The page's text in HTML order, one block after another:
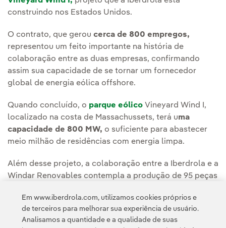
construindo nos Estados Unidos.
O contrato, que gerou cerca de 800 empregos,
representou um feito importante na história de
colaboração entre as duas empresas, confirmando
assim sua capacidade de se tornar um fornecedor
global de energia eólica offshore.
Quando concluído, o parque eólico Vineyard Wind I,
localizado na costa de Massachussets, terá uma
capacidade de 800 MW, o suficiente para abastecer
meio milhão de residências com energia limpa.
Além desse projeto, a colaboração entre a Iberdrola e a
Windar Renovables contempla a produção de 95 peças
Anglia Three, que também serão fabricadas nas
instalações da Windar em Avilés.
Em www.iberdrola.com, utilizamos cookies próprios e
de terceiros para melhorar sua experiência de usuário.
Analisamos a quantidade e a qualidade de suas